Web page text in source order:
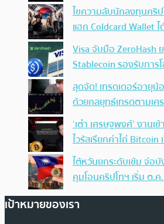
ไขความลับนักลงทุนคริ
แฮก Coldcard Wallet ไ
Visa จับมือ ZeroHash
Stablecoin รองรับการ
สุดจัด! เทรดเดอร์อายุ
ด้วยกลยุทธ์เทรดตามเศ
‘เต๋า เศรษฐพงศ์’ งานเ
ไวรัสเรียกค่าไถ่
ไต้หวันยกระดับเข้ม จ่อ
คุมโอนคริปโทฯ เริ่ม ต.
เป้าหมายของเรา